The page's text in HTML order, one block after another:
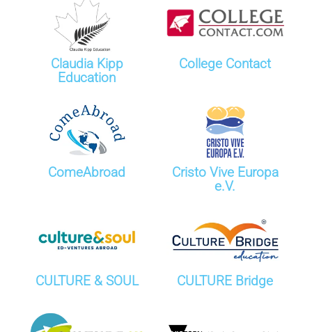
Claudia Kipp
Education
College Contact
ComeAbroad
Cristo Vive Europa
e.V.
CULTURE & SOUL CULTURE Bridge